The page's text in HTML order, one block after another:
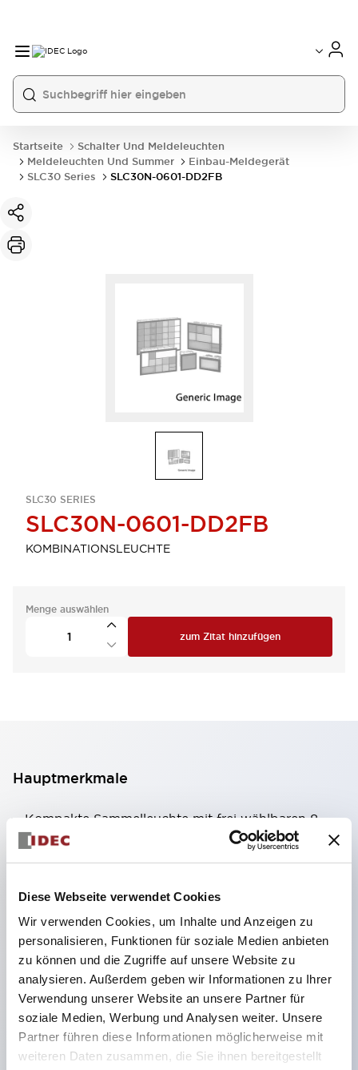
Diese Webseite verwendet Cookies
Wir verwenden Cookies, um Inhalte und Anzeigen zu
personalisieren, Funktionen für soziale Medien anbieten
zu können und die Zugriffe auf unsere Website zu
analysieren. Außerdem geben wir Informationen zu Ihrer
Verwendung unserer Website an unsere Partner für
soziale Medien, Werbung und Analysen weiter. Unsere
Partner führen diese Informationen möglicherweise mit
weiteren Daten zusammen, die Sie ihnen bereitgestellt
Startseite
Schalter Und Meldeleuchten
Meldeleuchten Und Summer
Einbau-Meldegerät
SLC30 Series
SLC30N-0601-DD2FB
SLC30 SERIES
SLC30N-0601-DD2FB
KOMBINATIONSLEUCHTE
Menge auswählen
zum Zitat hinzufügen
Hauptmerkmale
Kompakte Sammelleuchte mit frei wählbaren 8
Arten von beleuchteten Flächen.
Verwendung von superhellen Flächenleucht-
Super-LEDs.
Durch die Verwendung der SS-Klemmstruktur
wird der Verkabelungsaufwand reduziert, zudem
wird eine integrierte Struktur von
Klemmabdeckung und Gehäuse sowie eine
Schraubenverlustsicherung realisiert.
Durch die Verwendung von Abdeckungen mit
Überbrückungshalter entfällt die Notwendigkeit